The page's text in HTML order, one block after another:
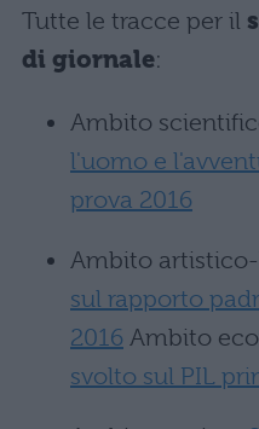
Tutte le tracce per il
di giornale:
Ambito
l'uomo e
prova 2016
Ambito
sul rapporto
2016 Ambito
svolto sul PIL